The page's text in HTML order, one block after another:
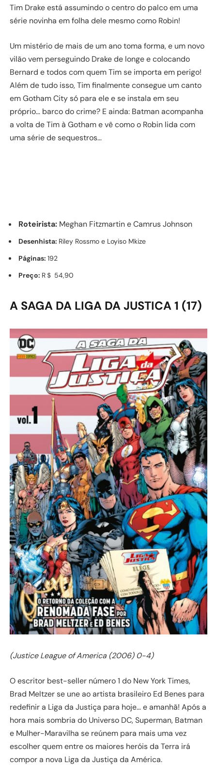
Tim Drake está assumindo o centro do palco em uma
série novinha em folha dele mesmo como Robin!
Um mistério de mais de um ano toma forma, e um novo
vilão vem perseguindo Drake de longe e colocando
Bernard e todos com quem Tim se importa em perigo!
Além de tudo isso, Tim finalmente consegue um canto
em Gotham City só para ele e se instala em seu
próprio… barco do crime? E ainda: Batman acompanha
a volta de Tim à Gotham e vê como o Robin lida com
uma série de sequestros…
Roteirista: Meghan Fitzmartin e Camrus Johnson
Desenhista: Riley Rossmo e Loyiso Mkize
Páginas: 192
Preço: R＄ 54,90
A SAGA DA LIGA DA JUSTICA 1 (17)
(Justice League of America (2006) 0-4)
O escritor best-seller número 1 do New York Times,
Brad Meltzer se une ao artista brasileiro Ed Benes para
redefinir a Liga da Justiça para hoje… e amanhã! Após a
hora mais sombria do Universo DC, Superman, Batman
e Mulher-Maravilha se reúnem para mais uma vez
escolher quem entre os maiores heróis da Terra irá
compor a nova Liga da Justiça da América.